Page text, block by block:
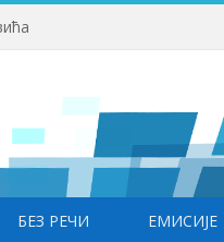
БЕЗ РЕЧИ ЕМИСИЈЕ